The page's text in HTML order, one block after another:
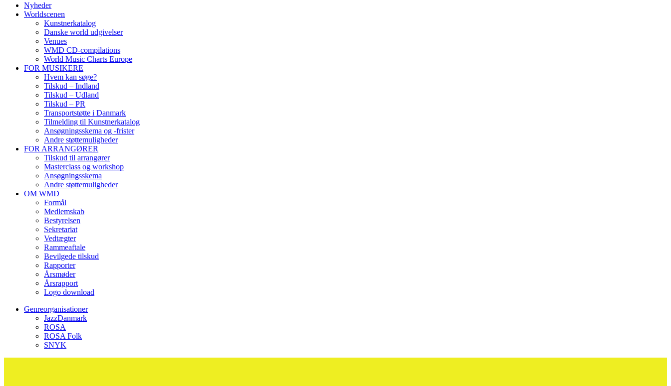
Nyheder
Worldscenen
Kunstnerkatalog
Danske world udgivelser
Venues
WMD CD-compilations
World Music Charts Europe
FOR MUSIKERE
Hvem kan søge?
Tilskud – Indland
Tilskud – Udland
Tilskud – PR
Transportstøtte i Danmark
Tilmelding til Kunstnerkatalog
Ansøgningsskema og -frister
Andre støttemuligheder
FOR ARRANGØRER
Tilskud til arrangører
Masterclass og workshop
Ansøgningsskema
Andre støttemuligheder
OM WMD
Formål
Medlemskab
Bestyrelsen
Sekretariat
Vedtægter
Rammeaftale
Bevilgede tilskud
Rapporter
Årsmøder
Årsrapport
Logo download
Genreorganisationer
JazzDanmark
ROSA
ROSA Folk
SNYK